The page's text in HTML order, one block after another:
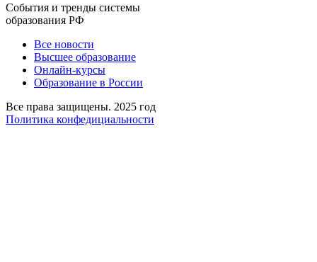
События и тренды системы
образования РФ
Все новости
Высшее образование
Онлайн-курсы
Образование в России
Все права защищены. 2025 год
Политика конфедициальности